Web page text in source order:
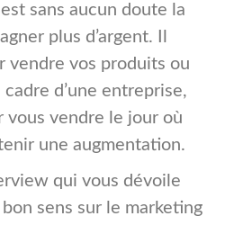
sans aucun doute la
plus d’argent. Il
vendre vos produits ou
d’une entreprise,
vous vendre le jour où
une augmentation.
qui vous dévoile
sens sur le marketing